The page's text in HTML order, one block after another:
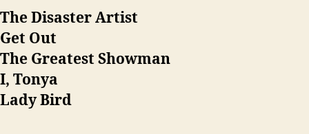
The Disaster Artist
Get Out
The Greatest Showman
I, Tonya
Lady Bird